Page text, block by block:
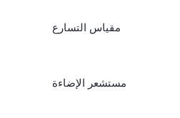
مقياس التسارع
مستشعر الإضاءة